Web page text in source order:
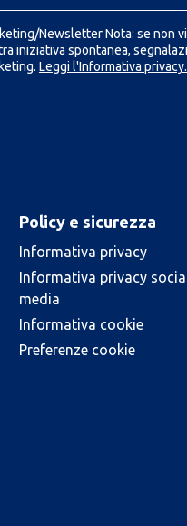
Newsletter Nota: se non
iniziativa spontanea,
Leggi l'Informativa privacy.
Policy e sicurezza
Informativa privacy
Informativa privacy
media
Informativa cookie
Preferenze cookie